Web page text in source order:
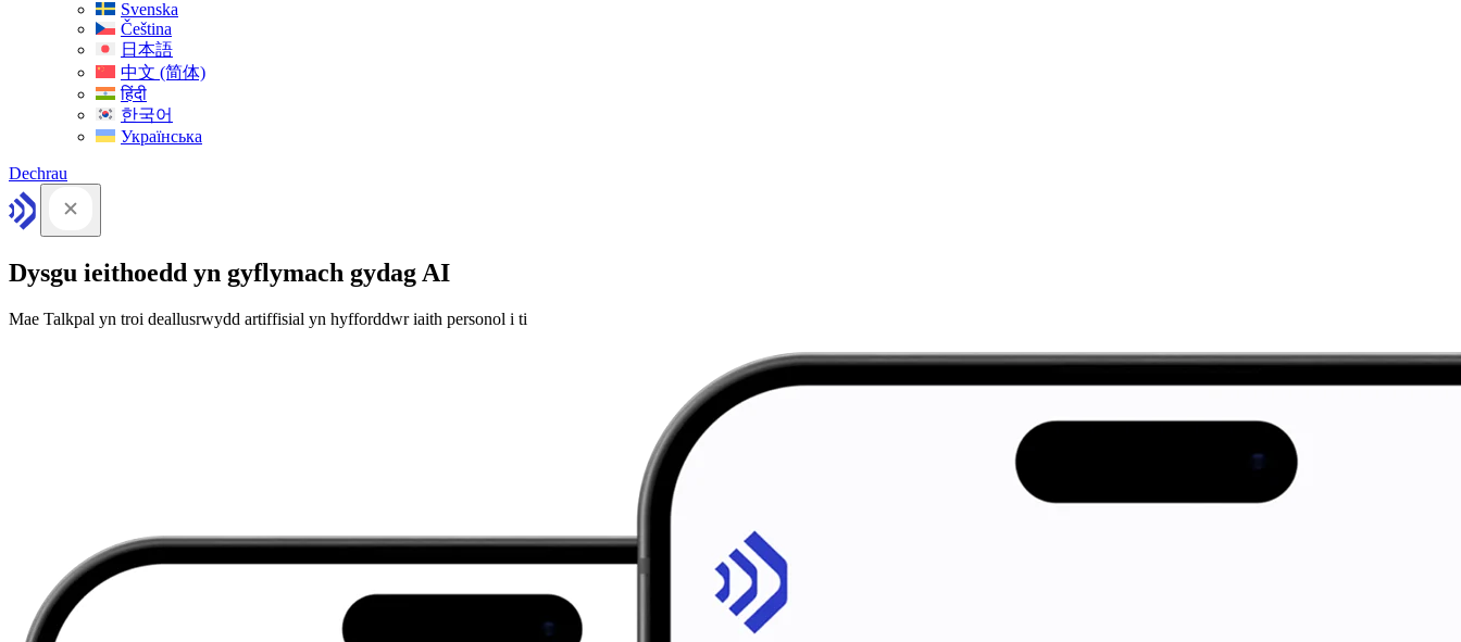
Svenska
Čeština
日本語
中文 (简体)
हिंदी
한국어
Українська
Dechrau
Dysgu ieithoedd yn gyflymach gydag AI
Mae Talkpal yn troi deallusrwydd artiffisial yn hyfforddwr iaith personol i ti